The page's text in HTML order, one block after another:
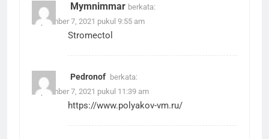
Mymnimmar berkata:
September 7, 2021 pukul 9:55 am
Stromectol
Pedronof berkata:
September 7, 2021 pukul 11:39 am
https://www.polyakov-vm.ru/